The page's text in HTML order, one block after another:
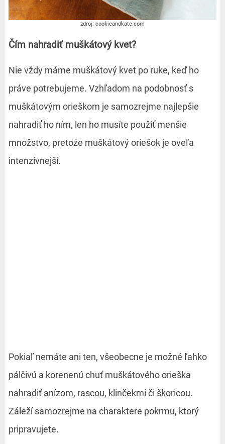
zdroj: cookieandkate.com
Čím nahradiť muškátový kvet?
Nie vždy máme muškátový kvet po ruke, keď ho
práve potrebujeme. Vzhľadom na podobnosť s
muškátovým orieškom je samozrejme najlepšie
nahradiť ho ním, len ho musíte použiť menšie
množstvo, pretože muškátový oriešok je oveľa
intenzívnejší.
Pokiaľ nemáte ani ten, všeobecne je možné ľahko
pálčivú a korenenú chuť muškátového orieška
nahradiť anízom, rascou, klinčekmi či škoricou.
Záleží samozrejme na charaktere pokrmu, ktorý
pripravujete.